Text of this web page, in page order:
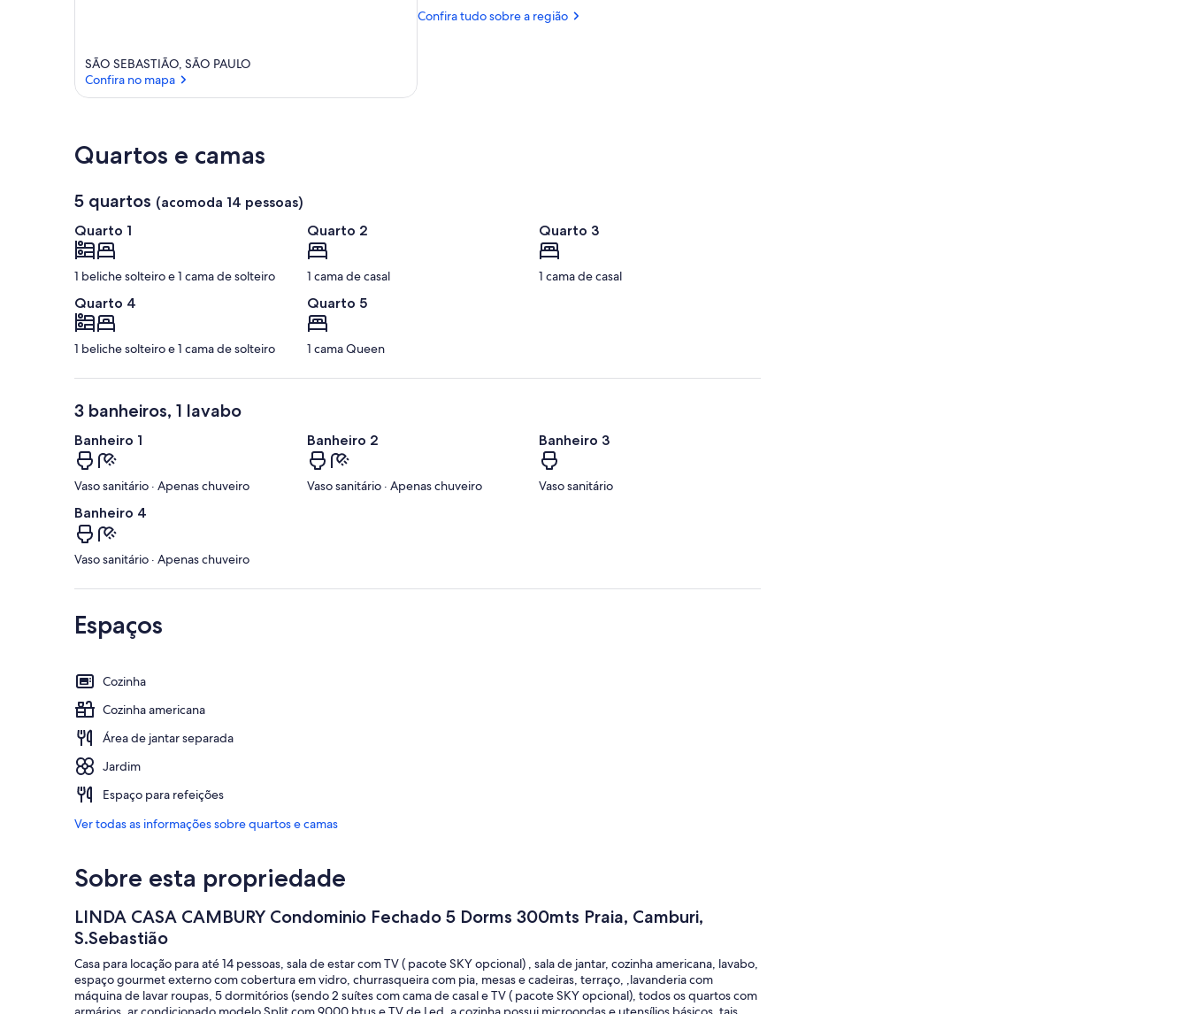
SÃO SEBASTIÃO, SÃO PAULO
Confira no mapa
Mar
de
Confira tudo sobre a região
Quartos e camas
5 quartos (acomoda 14 pessoas)
Quarto 1
1 beliche solteiro e 1 cama de solteiro
Quarto 2
1 cama de casal
Quarto 3
1 cama de casal
Quarto 4
1 beliche solteiro e 1 cama de solteiro
Quarto 5
1 cama Queen
3 banheiros, 1 lavabo
Banheiro 1
Vaso sanitário · Apenas chuveiro
Banheiro 2
Vaso sanitário · Apenas chuveiro
Banheiro 3
Vaso sanitário
Banheiro 4
Vaso sanitário · Apenas chuveiro
Espaços
Cozinha
Cozinha americana
Área de jantar separada
Jardim
Espaço para refeições
Ver todas as informações sobre quartos e camas
Sobre esta propriedade
LINDA CASA CAMBURY Condominio Fechado 5 Dorms 300mts Praia, Camburi,
S.Sebastião
Casa para locação para até 14 pessoas, sala de estar com TV ( pacote SKY opcional) , sala de jantar, cozinha americana, lavabo,
espaço gourmet externo com cobertura em vidro, churrasqueira com pia, mesas e cadeiras, terraço, ,lavanderia com
máquina de lavar roupas, 5 dormitórios (sendo 2 suítes com cama de casal e TV ( pacote SKY opcional), todos os quartos com